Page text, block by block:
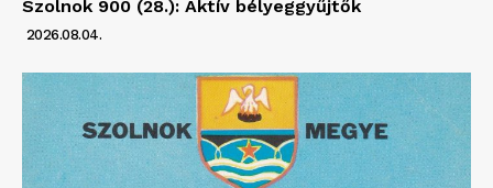
Szolnok 900 (28.): Aktív bélyeggyűjtők
2026.08.04.